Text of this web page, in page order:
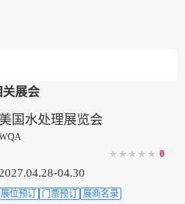
展会
美国水处理展览会
★ ★ ★ ★ ★ 0
04.30
展位预订 门票预订 展商名录